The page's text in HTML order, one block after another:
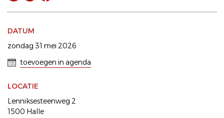
DATUM
zondag 31 mei 2026
toevoegen in agenda
LOCATIE
Lenniksesteenweg 2
1500 Halle